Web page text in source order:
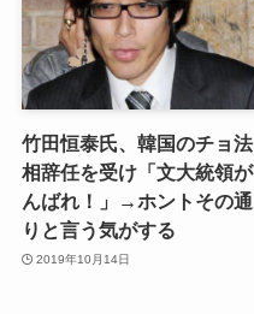
竹田恒泰氏、韓国のチョ法
相辞任を受け「文大統領が
んばれ！」→ホントその通
りと言う気がする
2019年10月14日